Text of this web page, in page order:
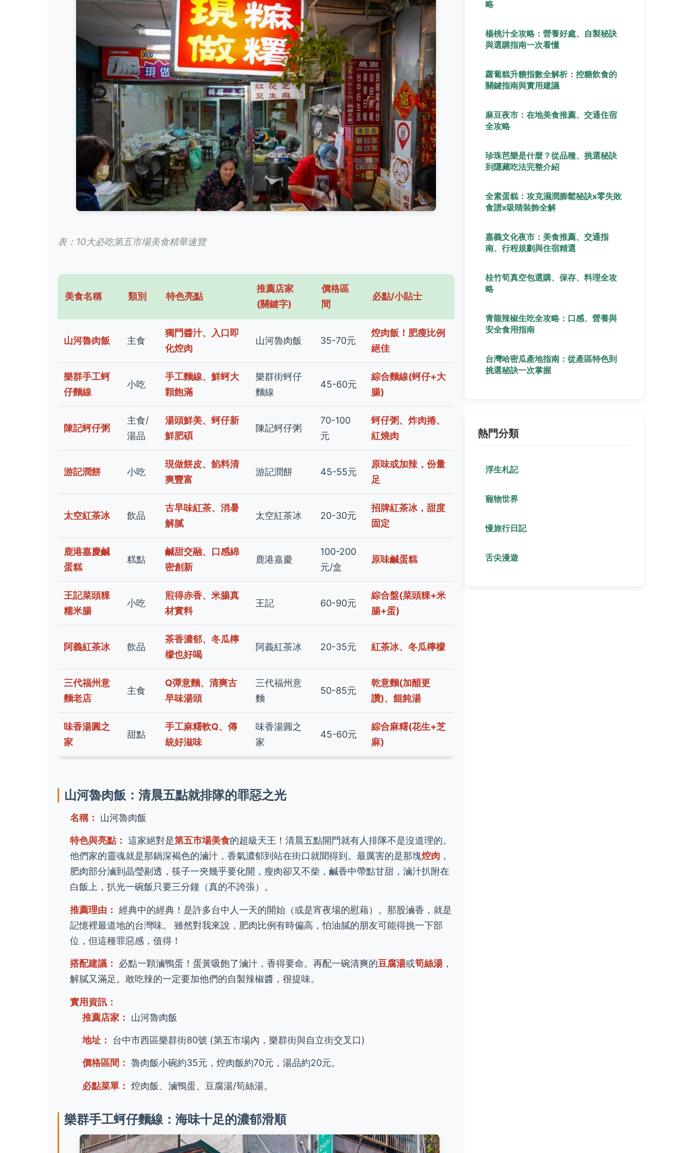
表：10大必吃第五市場美食精華速覽
美食名稱 類別 特色亮點
推薦店家
(關鍵字)
價格區
間
必點/小貼士
山河魯肉飯 主食
獨門醬汁、入口即
化焢肉
山河魯肉飯 35-70元
焢肉飯！肥瘦比例
絕佳
樂群手工蚵
仔麵線
小吃
手工麵線、鮮蚵大
顆飽滿
樂群街蚵仔
麵線
45-60元
綜合麵線(蚵仔+大
腸)
陳記蚵仔粥
主食/
湯品
湯頭鮮美、蚵仔新
鮮肥碩
陳記蚵仔粥
70-100
元
蚵仔粥、炸肉捲、
紅燒肉
游記潤餅 小吃
現做餅皮、餡料清
爽豐富
游記潤餅 45-55元
原味或加辣，份量
足
太空紅茶冰 飲品
古早味紅茶、消暑
解膩
太空紅茶冰 20-30元
招牌紅茶冰，甜度
固定
鹿港嘉慶鹹
蛋糕
糕點
鹹甜交融、口感綿
密創新
鹿港嘉慶
100-200
元/盒
原味鹹蛋糕
王記菜頭粿
糯米腸
小吃
煎得赤香、米腸真
材實料
王記 60-90元
綜合盤(菜頭粿+米
腸+蛋)
阿義紅茶冰 飲品
茶香濃郁、冬瓜檸
檬也好喝
阿義紅茶冰 20-35元 紅茶冰、冬瓜檸檬
三代福州意
麵老店
主食
Q彈意麵、清爽古
早味湯頭
三代福州意
麵
50-85元
乾意麵(加醋更
讚)、餛飩湯
味香湯圓之
家
甜點
手工麻糬軟Q、傳
統好滋味
味香湯圓之
家
45-60元
綜合麻糬(花生+芝
麻)
山河魯肉飯：清晨五點就排隊的罪惡之光
名稱： 山河魯肉飯
特色與亮點： 這家絕對是第五市場美食的超級天王！清晨五點開門就有人排隊不是沒道理的。
他們家的靈魂就是那鍋深褐色的滷汁，香氣濃郁到站在街口就聞得到。最厲害的是那塊焢肉 ，
肥肉部分滷到晶瑩剔透，筷子一夾幾乎要化開，瘦肉卻又不柴，鹹香中帶點甘甜，滷汁扒附在
白飯上，扒光一碗飯只要三分鐘（真的不誇張）。
推薦理由： 經典中的經典！是許多台中人一天的開始（或是宵夜場的慰藉）。那股滷香，就是
記憶裡最道地的台灣味。 雖然對我來說，肥肉比例有時偏高，怕油膩的朋友可能得挑一下部
位，但這種罪惡感，值得！
搭配建議： 必點一顆滷鴨蛋！蛋黃吸飽了滷汁，香得要命。再配一碗清爽的豆腐湯或筍絲湯，
解膩又滿足。敢吃辣的一定要加他們的自製辣椒醬，很提味。
實用資訊：
推薦店家：
山河魯肉飯
地址： 台中市西區樂群街80號 (第五市場內，樂群街與自立街交叉口)
價格區間： 魯肉飯小碗約35元，焢肉飯約70元，湯品約20元。
必點菜單： 焢肉飯、滷鴨蛋、豆腐湯/筍絲湯。
樂群手工蚵仔麵線：海味十足的濃郁滑順
略
楊桃汁全攻略：營養好處、自製秘訣
與選購指南一次看懂
蘿蔔糕升糖指數全解析：控糖飲食的
關鍵指南與實用建議
麻豆夜市：在地美食推薦、交通住宿
全攻略
珍珠芭樂是什麼？從品種、挑選秘訣
到隱藏吃法完整介紹
全素蛋糕：攻克濕潤膨鬆秘訣x零失敗
食譜x吸睛裝飾全解
嘉義文化夜市：美食推薦、交通指
南、行程規劃與住宿精選
桂竹筍真空包選購、保存、料理全攻
略
青龍辣椒生吃全攻略：口感、營養與
安全食用指南
台灣哈密瓜產地指南：從產區特色到
挑選秘訣一次掌握
熱門分類
浮生札記
寵物世界
慢旅行日記
舌尖漫遊